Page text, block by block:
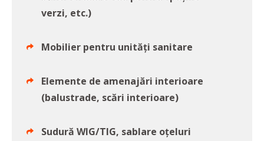
verzi, etc.)
Mobilier pentru unități sanitare
Elemente de amenajări interioare
(balustrade, scări interioare)
Sudură WIG/TIG, sablare oțeluri